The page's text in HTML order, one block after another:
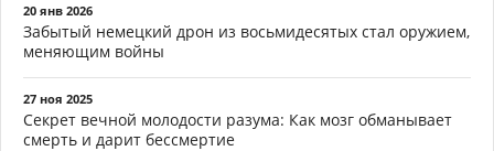
20 янв 2026
Забытый немецкий дрон из восьмидесятых стал оружием,
меняющим войны
27 ноя 2025
Секрет вечной молодости разума: Как мозг обманывает
смерть и дарит бессмертие